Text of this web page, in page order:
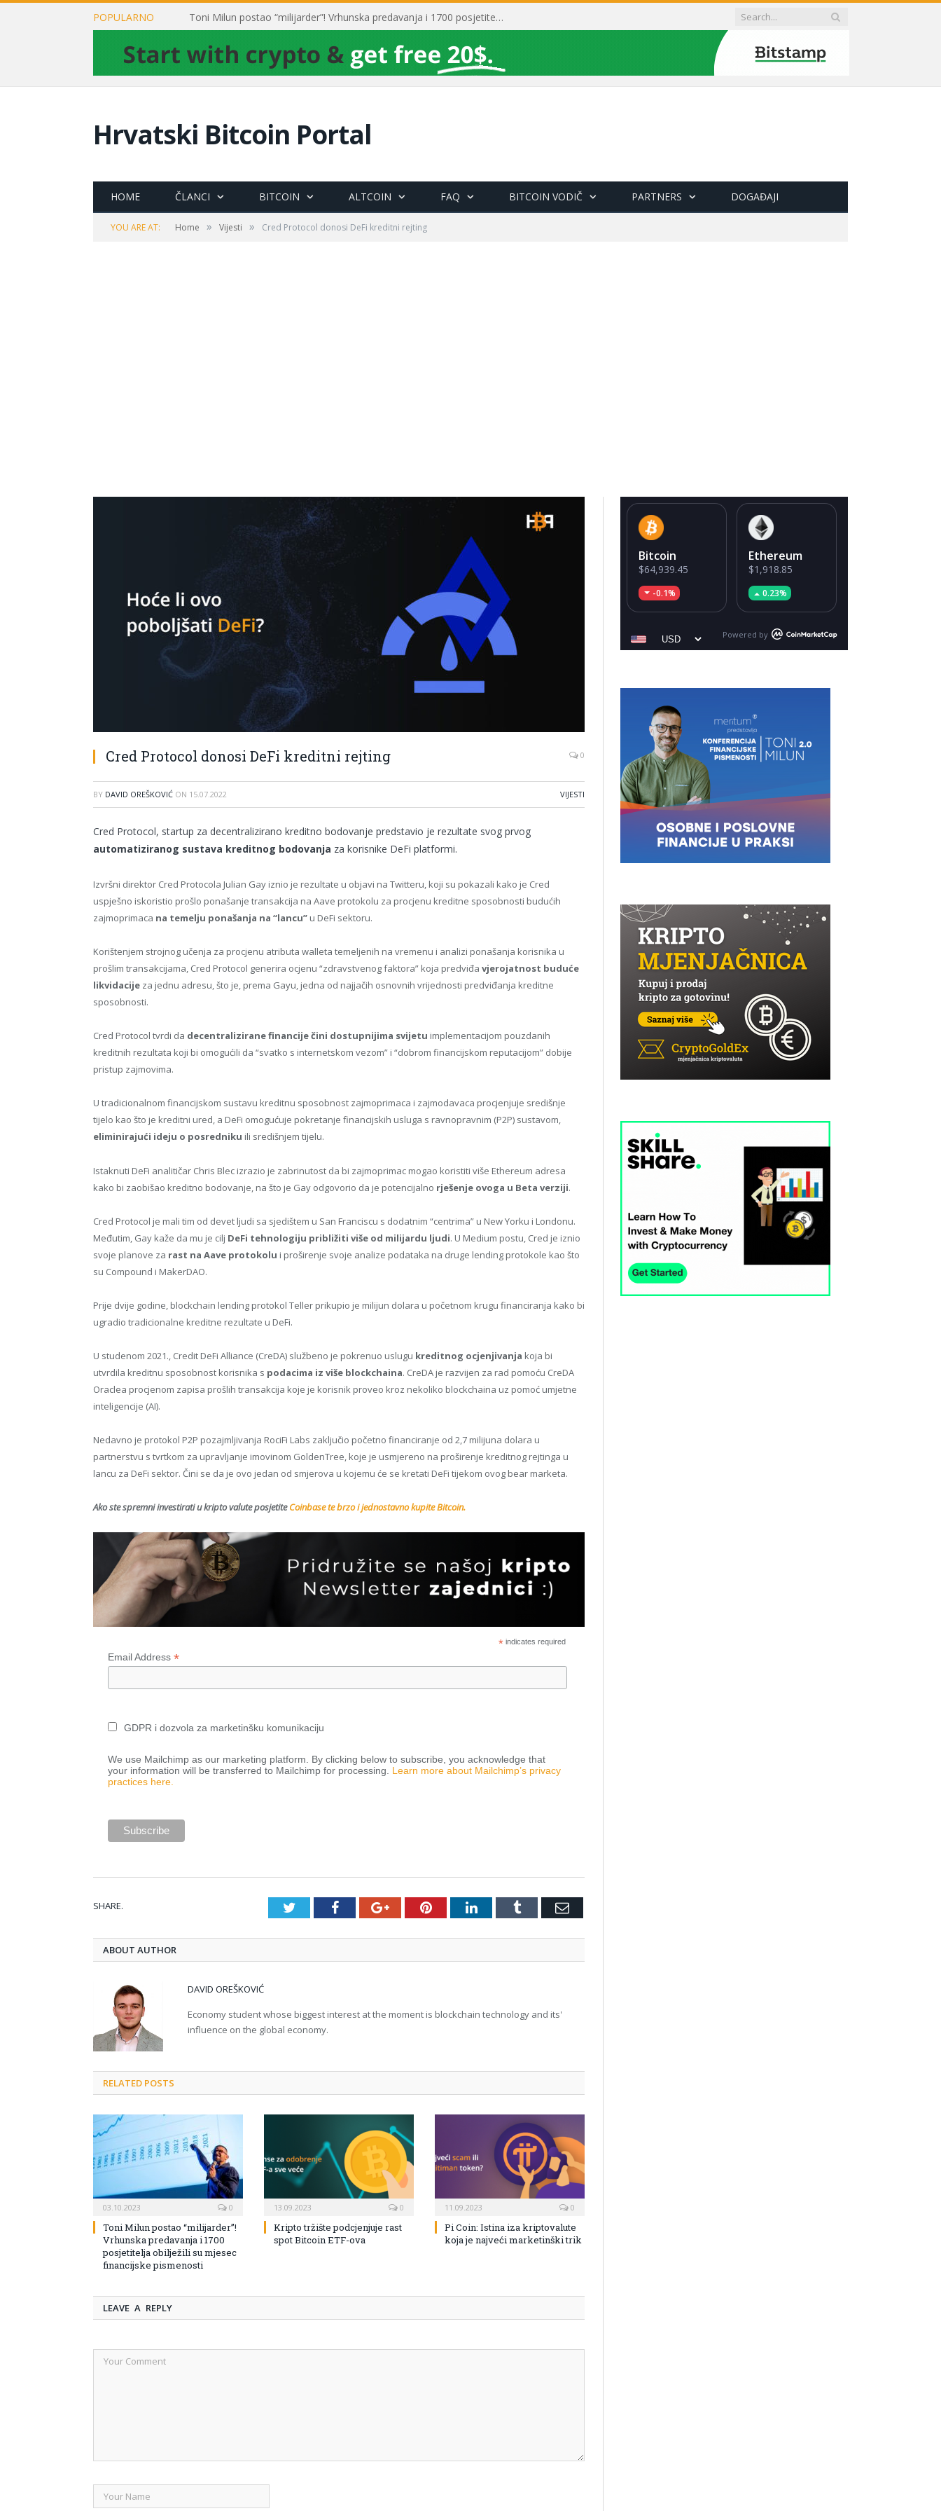
POPULARNO Toni Milun postao “milijarder”! Vrhunska predavanja i 1700 posjetitelja obilježili su mjesec financijske pismenosti
Hrvatski Bitcoin Portal
HOME ČLANCI BITCOIN ALTCOIN FAQ BITCOIN VODIČ PARTNERS DOGAĐAJI
YOU ARE AT: Home » Vijesti » Cred Protocol donosi DeFi kreditni rejting
Cred Protocol donosi DeFi kreditni rejting 0
BY DAVID OREŠKOVIĆ ON 15.07.2022 VIJESTI
Cred Protocol, startup za decentralizirano kreditno bodovanje predstavio je rezultate svog prvog
automatiziranog sustava kreditnog bodovanja za korisnike DeFi platformi.
Izvršni direktor Cred Protocola Julian Gay iznio je rezultate u objavi na Twitteru, koji su pokazali kako je Cred
uspješno iskoristio prošlo ponašanje transakcija na Aave protokolu za procjenu kreditne sposobnosti budućih
zajmoprimaca na temelju ponašanja na “lancu” u DeFi sektoru.
Korištenjem strojnog učenja za procjenu atributa walleta temeljenih na vremenu i analizi ponašanja korisnika u
prošlim transakcijama, Cred Protocol generira ocjenu “zdravstvenog faktora” koja predviđa vjerojatnost buduće
likvidacije za jednu adresu, što je, prema Gayu, jedna od najjačih osnovnih vrijednosti predviđanja kreditne
sposobnosti.
Cred Protocol tvrdi da decentralizirane financije čini dostupnijima svijetu implementacijom pouzdanih
kreditnih rezultata koji bi omogućili da “svatko s internetskom vezom” i “dobrom financijskom reputacijom” dobije
pristup zajmovima.
U tradicionalnom financijskom sustavu kreditnu sposobnost zajmoprimaca i zajmodavaca procjenjuje središnje
tijelo kao što je kreditni ured, a DeFi omogućuje pokretanje financijskih usluga s ravnopravnim (P2P) sustavom,
eliminirajući ideju o posredniku ili središnjem tijelu.
Istaknuti DeFi analitičar Chris Blec izrazio je zabrinutost da bi zajmoprimac mogao koristiti više Ethereum adresa
kako bi zaobišao kreditno bodovanje, na što je Gay odgovorio da je potencijalno rješenje ovoga u Beta verziji.
Cred Protocol je mali tim od devet ljudi sa sjedištem u San Franciscu s dodatnim “centrima” u New Yorku i Londonu.
Međutim, Gay kaže da mu je cilj DeFi tehnologiju približiti više od milijardu ljudi. U Medium postu, Cred je iznio
svoje planove za rast na Aave protokolu i proširenje svoje analize podataka na druge lending protokole kao što
su Compound i MakerDAO.
Prije dvije godine, blockchain lending protokol Teller prikupio je milijun dolara u početnom krugu financiranja kako bi
ugradio tradicionalne kreditne rezultate u DeFi.
U studenom 2021., Credit DeFi Alliance (CreDA) službeno je pokrenuo uslugu kreditnog ocjenjivanja koja bi
utvrdila kreditnu sposobnost korisnika s podacima iz više blockchaina. CreDA je razvijen za rad pomoću CreDA
Oraclea procjenom zapisa prošlih transakcija koje je korisnik proveo kroz nekoliko blockchaina uz pomoć umjetne
inteligencije (AI).
Nedavno je protokol P2P pozajmljivanja RociFi Labs zaključio početno financiranje od 2,7 milijuna dolara u
partnerstvu s tvrtkom za upravljanje imovinom GoldenTree, koje je usmjereno na proširenje kreditnog rejtinga u
lancu za DeFi sektor. Čini se da je ovo jedan od smjerova u kojemu će se kretati DeFi tijekom ovog bear marketa.
Ako ste spremni investirati u kripto valute posjetiteCoinbase te brzo i jednostavno kupite Bitcoin.
*indicates required
Email Address*
GDPR i dozvola za marketinšku komunikaciju
We use Mailchimp as our marketing platform. By clicking below to subscribe, you acknowledge that
your information will be transferred to Mailchimp for processing. Learn more about Mailchimp’s privacy
practices here.
SHARE. TwitterFacebookGoogle+PinterestLinkedInTumblr Email
ABOUT AUTHOR
DAVID OREŠKOVIĆ
Economy student whose biggest interest at the moment is blockchain technology and its'
influence on the global economy.
RELATED POSTS
03.10.2023 0
Toni Milun postao “milijarder”!
Vrhunska predavanja i 1700
posjetitelja obilježili su mjesec
financijske pismenosti
13.09.2023 0
Kripto tržište podcjenjuje rast
spot Bitcoin ETF-ova
11.09.2023 0
Pi Coin: Istina iza kriptovalute
koja je najveći marketinški trik
LEAVE A REPLY
Bitcoin
$64,939.45
-0.1%
Ethereum
$1,918.85
0.23%
Powered by